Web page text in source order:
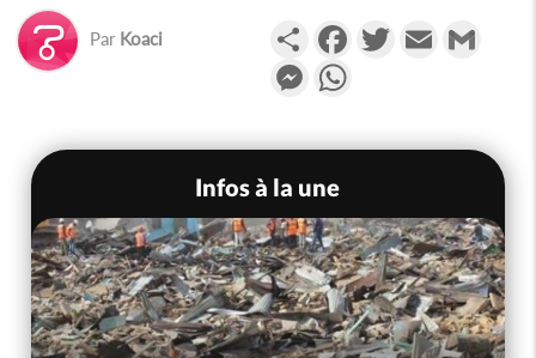
Par Koaci PartagerFacebookTwitterEmail
Messenger
Infos à la une